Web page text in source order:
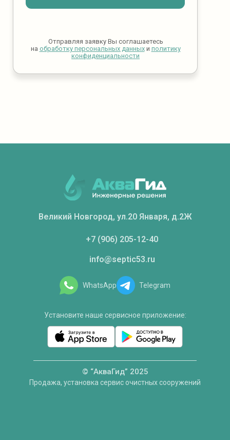
Отправляя заявку Вы соглашаетесь
на обработку персональных данных и политику
конфиденциальности
Великий Новгород, ул.20 Января, д.2Ж
+7 (906) 205-12-40
info@septic53.ru
WhatsApp Telegram
Установите наше сервисное приложение:
© “АкваГид” 2025
Продажа, установка сервис очистных сооружений